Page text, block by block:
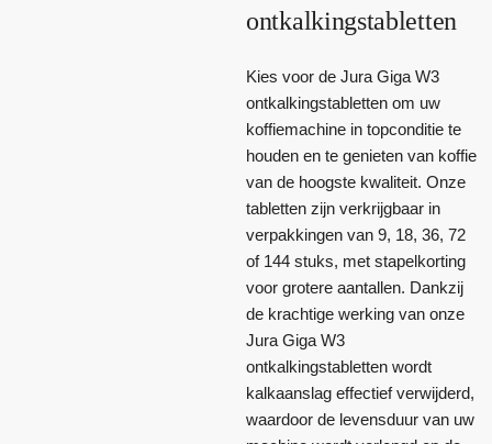
ontkalkingstabletten
Kies voor de Jura Giga W3
ontkalkingstabletten om uw
koffiemachine in topconditie te
houden en te genieten van koffie
van de hoogste kwaliteit. Onze
tabletten zijn verkrijgbaar in
verpakkingen van 9, 18, 36, 72
of 144 stuks, met stapelkorting
voor grotere aantallen. Dankzij
de krachtige werking van onze
Jura Giga W3
ontkalkingstabletten wordt
kalkaanslag effectief verwijderd,
waardoor de levensduur van uw